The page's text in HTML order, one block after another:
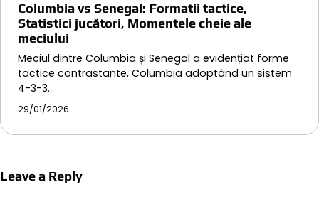
Columbia vs Senegal: Formatii tactice,
Statistici jucători, Momentele cheie ale
meciului
Meciul dintre Columbia și Senegal a evidențiat forme
tactice contrastante, Columbia adoptând un sistem
4-3-3…
29/01/2026
Leave a Reply